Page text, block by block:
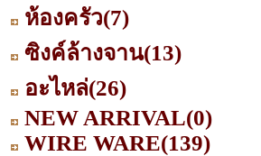
ห้องครัว(7)
ซิงค์ล้างจาน(13)
อะไหล่(26)
NEW ARRIVAL(0)
WIRE WARE(139)